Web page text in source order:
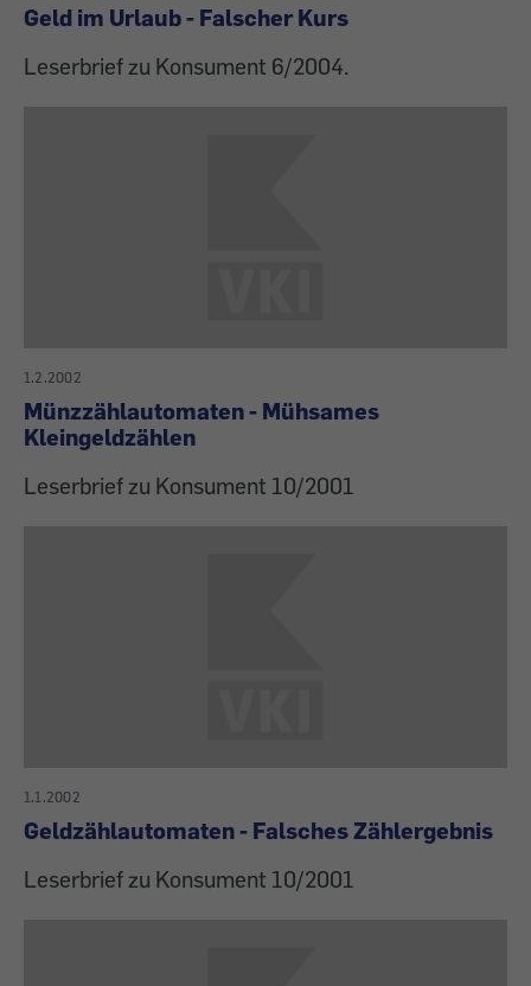
Geld im Urlaub - Falscher Kurs
Leserbrief zu Konsument 6/2004.
1.2.2002
Münzzählautomaten - Mühsames
Kleingeldzählen
Leserbrief zu Konsument 10/2001
1.1.2002
Geldzählautomaten - Falsches Zählergebnis
Leserbrief zu Konsument 10/2001